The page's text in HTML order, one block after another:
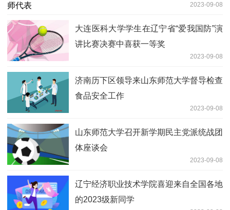
2023-09-08
大连医科大学学生在辽宁省“爱我国防”演
讲比赛决赛中喜获一等奖
2023-09-08
济南历下区领导来山东师范大学督导检查
食品安全工作
2023-09-08
山东师范大学召开新学期民主党派统战团
体座谈会
2023-09-08
辽宁经济职业技术学院喜迎来自全国各地
的2023级新同学